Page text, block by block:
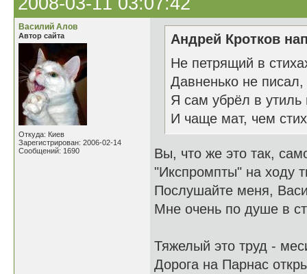
Василий Алов
Автор сайта
Откуда: Киев
Зарегистрирован: 2006-02-14
Сообщений: 1690
Андрей Кротков
Не петрящий в
Давненько не
Я сам убрёл в утиль
И чаще мат, чем
Вы, что же это так,
"Икспромпты" на ходу
Послушайте меня,
Мне очень по душе в
Тяжелый это труд -
Дорога на Парнас